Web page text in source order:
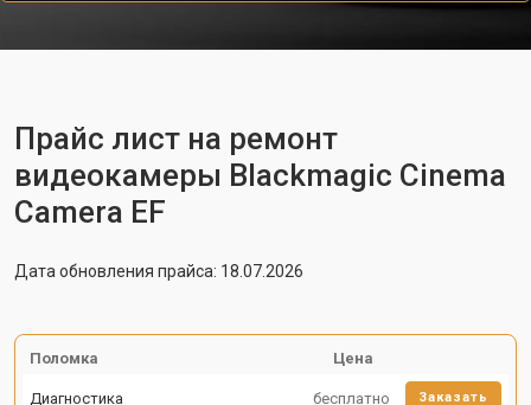
Прайс лист на ремонт
видеокамеры Blackmagic Cinema
Camera EF
Дата обновления прайса: 18.07.2026
Поломка Цена
Диагностика бесплатно Заказать